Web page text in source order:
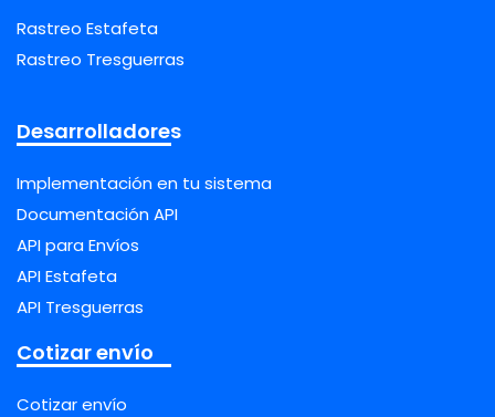
Rastreo Estafeta
Rastreo Tresguerras
Desarrolladores
Implementación en tu sistema
Documentación API
API para Envíos
API Estafeta
API Tresguerras
Cotizar envío
Cotizar envío